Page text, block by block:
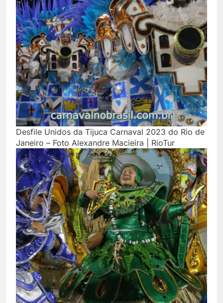
Desfile Unidos da Tijuca Carnaval 2023 do Rio de
Janeiro – Foto Alexandre Macieira | RioTur